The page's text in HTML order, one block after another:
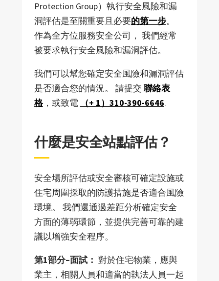
Protection Group）執行安全風險和漏
洞評估是至關重要且必要的第一步。
作為全方位服務安全公司， 我們經常
被要求執行安全風險和漏洞評估。
我們可以幫您確定安全風險和漏洞評估
是否適合您的情況。 請提交 聯絡表
格，或致電 （+ 1）310-390-6646.
什麼是安全站點評估？
安全場所評估或安全審核可確定設施或
住宅周圍採取的防護措施是否適合風險
環境。 我們還通過差距分析確定安全
方面的薄弱環節，並提供完善可靠的建
議以增強安全程序。
第1部分–面試： 對於住宅物業，應與
業主，相關人員和適當的執法人員一起